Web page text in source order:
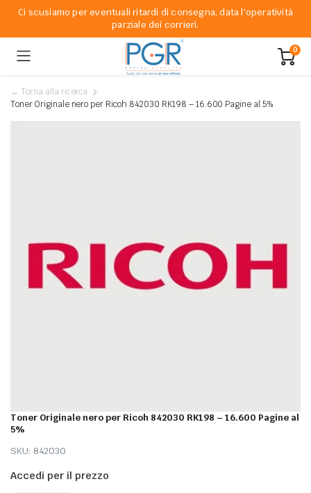
Ci scusiamo per eventuali ritardi di consegna, data l'operatività
parziale dei corrieri.
0
← Torna alla ricerca
Toner Originale nero per Ricoh 842030 RK198 – 16.600 Pagine al 5%
Toner Originale nero per Ricoh 842030 RK198 – 16.600 Pagine al
5%
SKU: 842030
Accedi per il prezzo